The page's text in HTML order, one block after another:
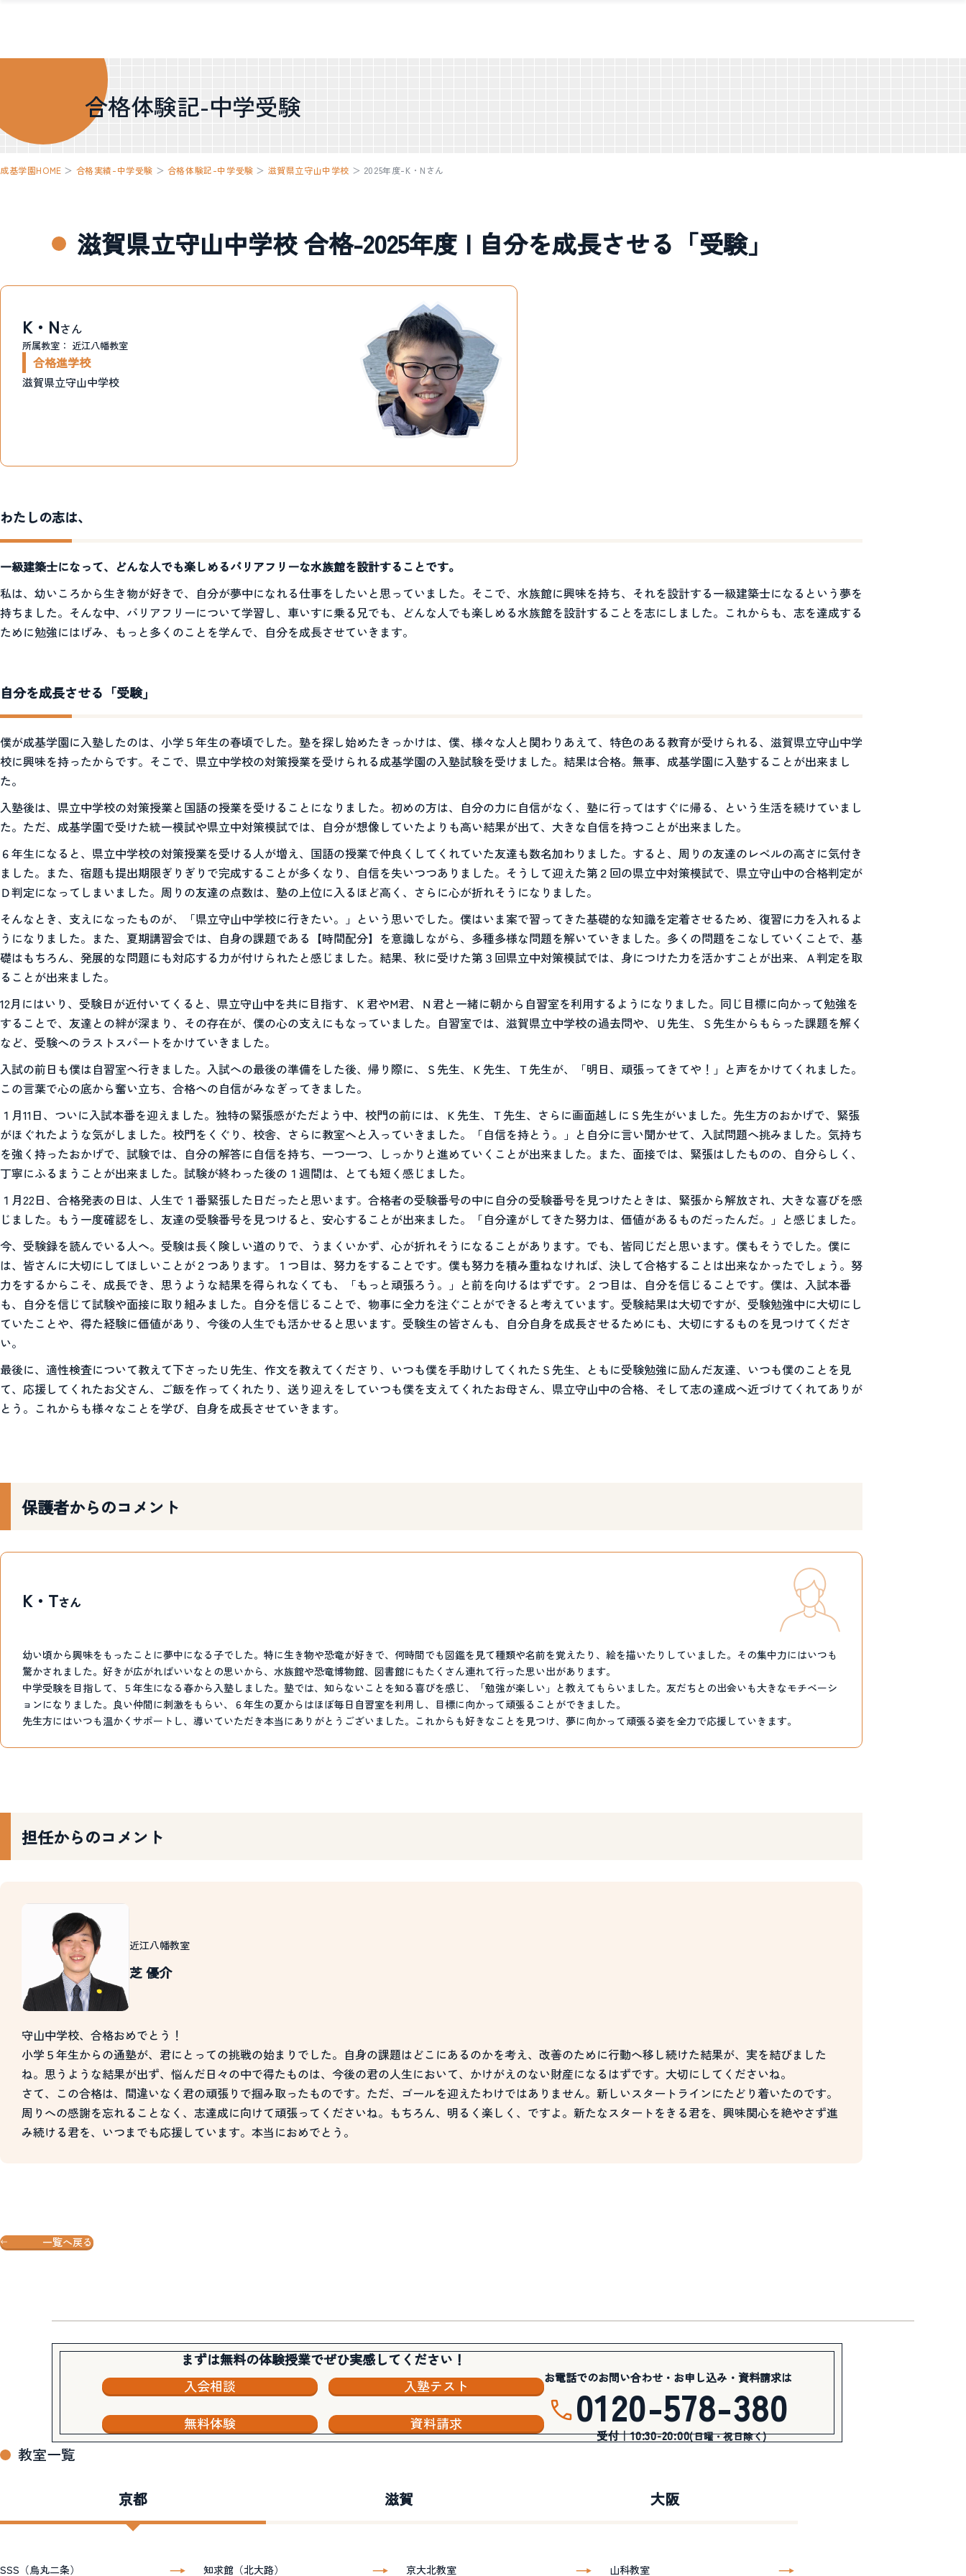
合格体験記-中学受験
成基学園HOME ＞ 合格実績-中学受験 ＞ 合格体験記-中学受験 ＞ 滋賀県立守山中学校 ＞ 2025年度-K・Nさん
滋賀県立守山中学校 合格-2025年度 | 自分を成長させる「受験」
K・Nさん
所属教室： 近江八幡教室
合格進学校
滋賀県立守山中学校
わたしの志は、
一級建築士になって、どんな人でも楽しめるバリアフリーな水族館を設計することです。
私は、幼いころから生き物が好きで、自分が夢中になれる仕事をしたいと思っていました。そこで、水族館に興味を持ち、それを設計する一級建築士になるという夢を
持ちました。そんな中、バリアフリーについて学習し、車いすに乗る兄でも、どんな人でも楽しめる水族館を設計することを志にしました。これからも、志を達成する
ために勉強にはげみ、もっと多くのことを学んで、自分を成長させていきます。
自分を成長させる「受験」
僕が成基学園に入塾したのは、小学５年生の春頃でした。塾を探し始めたきっかけは、僕、様々な人と関わりあえて、特色のある教育が受けられる、滋賀県立守山中学
校に興味を持ったからです。そこで、県立中学校の対策授業を受けられる成基学園の入塾試験を受けました。結果は合格。無事、成基学園に入塾することが出来まし
た。
入塾後は、県立中学校の対策授業と国語の授業を受けることになりました。初めの方は、自分の力に自信がなく、塾に行ってはすぐに帰る、という生活を続けていまし
た。ただ、成基学園で受けた統一模試や県立中対策模試では、自分が想像していたよりも高い結果が出て、大きな自信を持つことが出来ました。
６年生になると、県立中学校の対策授業を受ける人が増え、国語の授業で仲良くしてくれていた友達も数名加わりました。すると、周りの友達のレベルの高さに気付き
ました。また、宿題も提出期限ぎりぎりで完成することが多くなり、自信を失いつつありました。そうして迎えた第２回の県立中対策模試で、県立守山中の合格判定が
Ｄ判定になってしまいました。周りの友達の点数は、塾の上位に入るほど高く、さらに心が折れそうになりました。
そんなとき、支えになったものが、「県立守山中学校に行きたい。」という思いでした。僕はいま案で習ってきた基礎的な知識を定着させるため、復習に力を入れるよ
うになりました。また、夏期講習会では、自身の課題である【時間配分】を意識しながら、多種多様な問題を解いていきました。多くの問題をこなしていくことで、基
礎はもちろん、発展的な問題にも対応する力が付けられたと感じました。結果、秋に受けた第３回県立中対策模試では、身につけた力を活かすことが出来、Ａ判定を取
ることが出来ました。
12月にはいり、受験日が近付いてくると、県立守山中を共に目指す、Ｋ君やМ君、Ｎ君と一緒に朝から自習室を利用するようになりました。同じ目標に向かって勉強を
することで、友達との絆が深まり、その存在が、僕の心の支えにもなっていました。自習室では、滋賀県立中学校の過去問や、Ｕ先生、Ｓ先生からもらった課題を解く
など、受験へのラストスパートをかけていきました。
入試の前日も僕は自習室へ行きました。入試への最後の準備をした後、帰り際に、Ｓ先生、Ｋ先生、Ｔ先生が、「明日、頑張ってきてや！」と声をかけてくれました。
この言葉で心の底から奮い立ち、合格への自信がみなぎってきました。
１月11日、ついに入試本番を迎えました。独特の緊張感がただよう中、校門の前には、Ｋ先生、Ｔ先生、さらに画面越しにＳ先生がいました。先生方のおかげで、緊張
がほぐれたような気がしました。校門をくぐり、校舎、さらに教室へと入っていきました。「自信を持とう。」と自分に言い聞かせて、入試問題へ挑みました。気持ち
を強く持ったおかげで、試験では、自分の解答に自信を持ち、一つ一つ、しっかりと進めていくことが出来ました。また、面接では、緊張はしたものの、自分らしく、
丁寧にふるまうことが出来ました。試験が終わった後の１週間は、とても短く感じました。
１月22日、合格発表の日は、人生で１番緊張した日だったと思います。合格者の受験番号の中に自分の受験番号を見つけたときは、緊張から解放され、大きな喜びを感
じました。もう一度確認をし、友達の受験番号を見つけると、安心することが出来ました。「自分達がしてきた努力は、価値があるものだったんだ。」と感じました。
今、受験録を読んでいる人へ。受験は長く険しい道のりで、うまくいかず、心が折れそうになることがあります。でも、皆同じだと思います。僕もそうでした。僕に
は、皆さんに大切にしてほしいことが２つあります。１つ目は、努力をすることです。僕も努力を積み重ねなければ、決して合格することは出来なかったでしょう。努
力をするからこそ、成長でき、思うような結果を得られなくても、「もっと頑張ろう。」と前を向けるはずです。２つ目は、自分を信じることです。僕は、入試本番
も、自分を信じて試験や面接に取り組みました。自分を信じることで、物事に全力を注ぐことができると考えています。受験結果は大切ですが、受験勉強中に大切にし
ていたことや、得た経験に価値があり、今後の人生でも活かせると思います。受験生の皆さんも、自分自身を成長させるためにも、大切にするものを見つけてくださ
い。
最後に、適性検査について教えて下さったＵ先生、作文を教えてくださり、いつも僕を手助けしてくれたＳ先生、ともに受験勉強に励んだ友達、いつも僕のことを見
て、応援してくれたお父さん、ご飯を作ってくれたり、送り迎えをしていつも僕を支えてくれたお母さん、県立守山中の合格、そして志の達成へ近づけてくれてありが
とう。これからも様々なことを学び、自身を成長させていきます。
保護者からのコメント
K・Tさん
幼い頃から興味をもったことに夢中になる子でした。特に生き物や恐竜が好きで、何時間でも図鑑を見て種類や名前を覚えたり、絵を描いたりしていました。その集中力にはいつも
驚かされました。好きが広がればいいなとの思いから、水族館や恐竜博物館、図書館にもたくさん連れて行った思い出があります。
中学受験を目指して、５年生になる春から入塾しました。塾では、知らないことを知る喜びを感じ、「勉強が楽しい」と教えてもらいました。友だちとの出会いも大きなモチベーシ
ョンになりました。良い仲間に刺激をもらい、６年生の夏からはほぼ毎日自習室を利用し、目標に向かって頑張ることができました。
先生方にはいつも温かくサポートし、導いていただき本当にありがとうございました。これからも好きなことを見つけ、夢に向かって頑張る姿を全力で応援していきます。
担任からのコメント
近江八幡教室
芝 優介
守山中学校、合格おめでとう！
小学５年生からの通塾が、君にとっての挑戦の始まりでした。自身の課題はどこにあるのかを考え、改善のために行動へ移し続けた結果が、実を結びました
ね。思うような結果が出ず、悩んだ日々の中で得たものは、今後の君の人生において、かけがえのない財産になるはずです。大切にしてくださいね。
さて、この合格は、間違いなく君の頑張りで掴み取ったものです。ただ、ゴールを迎えたわけではありません。新しいスタートラインにたどり着いたのです。
周りへの感謝を忘れることなく、志達成に向けて頑張ってくださいね。もちろん、明るく楽しく、ですよ。新たなスタートをきる君を、興味関心を絶やさず進
み続ける君を、いつまでも応援しています。本当におめでとう。
一覧へ戻る
まずは無料の体験授業でぜひ実感してください！
入会相談
入塾テスト
無料体験 資料請求
お電話でのお問い合わせ・お申し込み・資料請求は
0120-578-380
受付｜10:30-20:00(日曜・祝日除く)
教室一覧
京都 滋賀 大阪
SSS（烏丸二条） 知求館（北大路） 京大北教室 山科教室